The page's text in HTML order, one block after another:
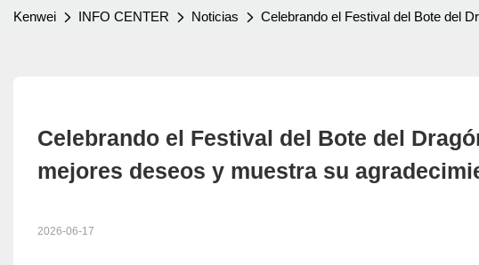
Kenwei INFO CENTER Noticias Celebrando el Festival del Bote del
Celebrando el Festival del Bote del
mejores deseos y muestra su
2026-06-17